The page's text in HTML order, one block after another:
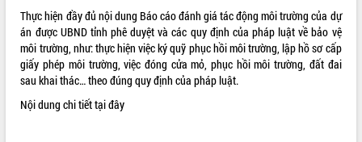
Thực hiện đầy đủ nội dung Báo cáo đánh giá tác động môi trường của dự
án được UBND tỉnh phê duyệt và các quy định của pháp luật về bảo vệ
môi trường, như: thực hiện việc ký quỹ phục hồi môi trường, lập hồ sơ cấp
giấy phép môi trường, việc đóng cửa mỏ, phục hồi môi trường, đất đai
sau khai thác… theo đúng quy định của pháp luật.
Nội dung chi tiếttại đây